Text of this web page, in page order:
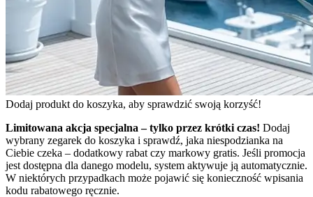
Dodaj produkt do koszyka, aby sprawdzić swoją korzyść!
Limitowana akcja specjalna – tylko przez krótki czas! Dodaj
wybrany zegarek do koszyka i sprawdź, jaka niespodzianka na
Ciebie czeka – dodatkowy rabat czy markowy gratis. Jeśli promocja
jest dostępna dla danego modelu, system aktywuje ją automatycznie.
W niektórych przypadkach może pojawić się konieczność wpisania
kodu rabatowego ręcznie.